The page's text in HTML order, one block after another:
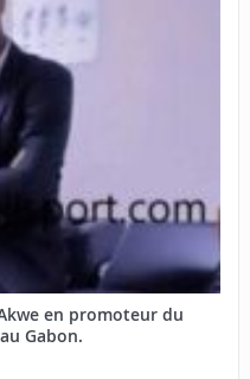
en promoteur du
Gabon.